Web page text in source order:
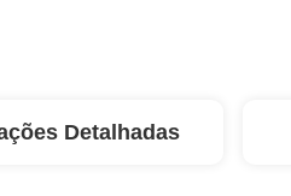
Detalhadas